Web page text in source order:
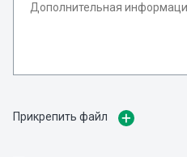
Прикрепить файл